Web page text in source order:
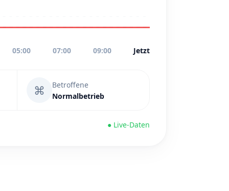
05:00 07:00 09:00 Jetzt
⌘
Betroffene
Normalbetrieb
● Live-Daten